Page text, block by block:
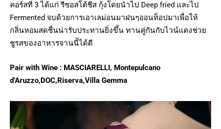
คอร์สที่ 3 ได้แก่ รีซอสโต้ชีส กุ้งโดยนำไป Deep fried และไป
Fermented จบด้วยการเอาเลม่อนมาฝนๆออนท็อปมาเพื่อให้
กลิ่นหอมสดชื่นน่ารับประทานยิ่งขึ้น ทานคู่กันกับไวน์แดงช่วย
ชูรสของอาหารจานนี้ได้ดี
Pair with Wine : MASCIARELLI, Montepulcano
d’Aruzzo,DOC,Riserva,Villa Gemma